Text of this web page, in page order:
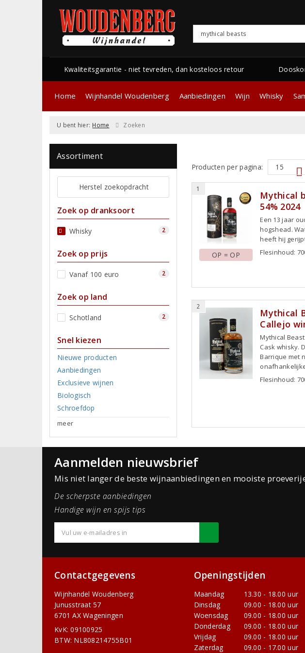
Kwaliteitsgarantie - niet tevreden, dan kosteloos retour
Home Wijnhandel Woudenberg Aanbiedingen Wijn Whisky
U bent hier: Home Zoeken
Assortiment
Herstel zoekopdracht
Zoek op dranksoort
Whisky 2
Zoek op prijs
Vanaf 100 euro 2
Zoek op land
Schotland 2
Snel kiezen
Nieuwe producten
Aanbiedingen
Exclusieve wijnen
Biologisch
Schroefdop
meer
Producten per pagina:
1
OP = OP
Mythical
54% 2024
Een 13 jaar
hogshead.
heeft hij
Flesinhoud:
2
Mythical
Callejo
Mythical
Cask whisky.
Barrique met
Flesinhoud:
Aanmelden nieuwsbrief
Mis niet langer de beste wijnaanbiedingen en mooiste
De scherpste aanbiedingen
Handige wijn en spijs tips
Contactgegevens
Wijnhandel Woudenberg
Junusstraat 57
6701 AX Wageningen
KvK: 09100925
BTW: NL808214755B01
Openingstijden
Maandag
13.30 - 18.00 uur
Dinsdag
09.00 - 18.00 uur
Woensdag
09.00 - 18.00 uur
Donderdag
09.00 - 18.00 uur
Vrijdag
09.00 - 18.00 uur
Zaterdag
09.00 - 17.00 uur